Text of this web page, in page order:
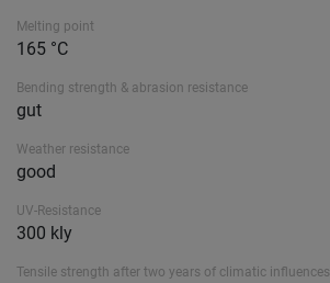
Melting point
165 °C
Bending strength & abrasion resistance
gut
Weather resistance
good
UV-Resistance
300 kly
Tensile strength after two years of climatic influences